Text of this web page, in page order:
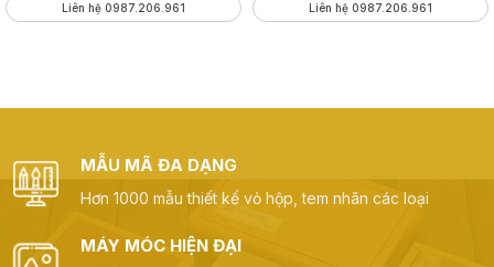
Liên hệ 0987.206.961 Liên hệ 0987.206.961
MẪU MÃ ĐA DẠNG
Hơn 1000 mẫu thiết kế vỏ hộp, tem nhãn các loại
MÁY MÓC HIỆN ĐẠI